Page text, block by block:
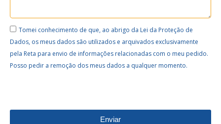
Tomei conhecimento de que, ao abrigo da Lei da Proteção de
Dados, os meus dados são utilizados e arquivados exclusivamente
pela Reta para envio de informações relacionadas com o meu pedido.
Posso pedir a remoção dos meus dados a qualquer momento.
Enviar